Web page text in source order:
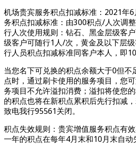
机场贵宾服务积点扣减标准：2021年
务积点扣减标准：由300积点/人次调
行人次使用规则：钻石、黑金层级客
级客户可随行1人/次，黄金及以下层
行人员积点扣减标准同客户本人，即
当您名下可兑换的积点余额大于0但不
点时，通过刷卡使用的服务项目，您
务项目不允许溢扣消费；溢扣将使您
的积点也将在新积点累积后先行扣减
致电我行95561关闭。
积点失效规则：贵宾增值服务积点有
一年的积点在每年4月末和10月末自动